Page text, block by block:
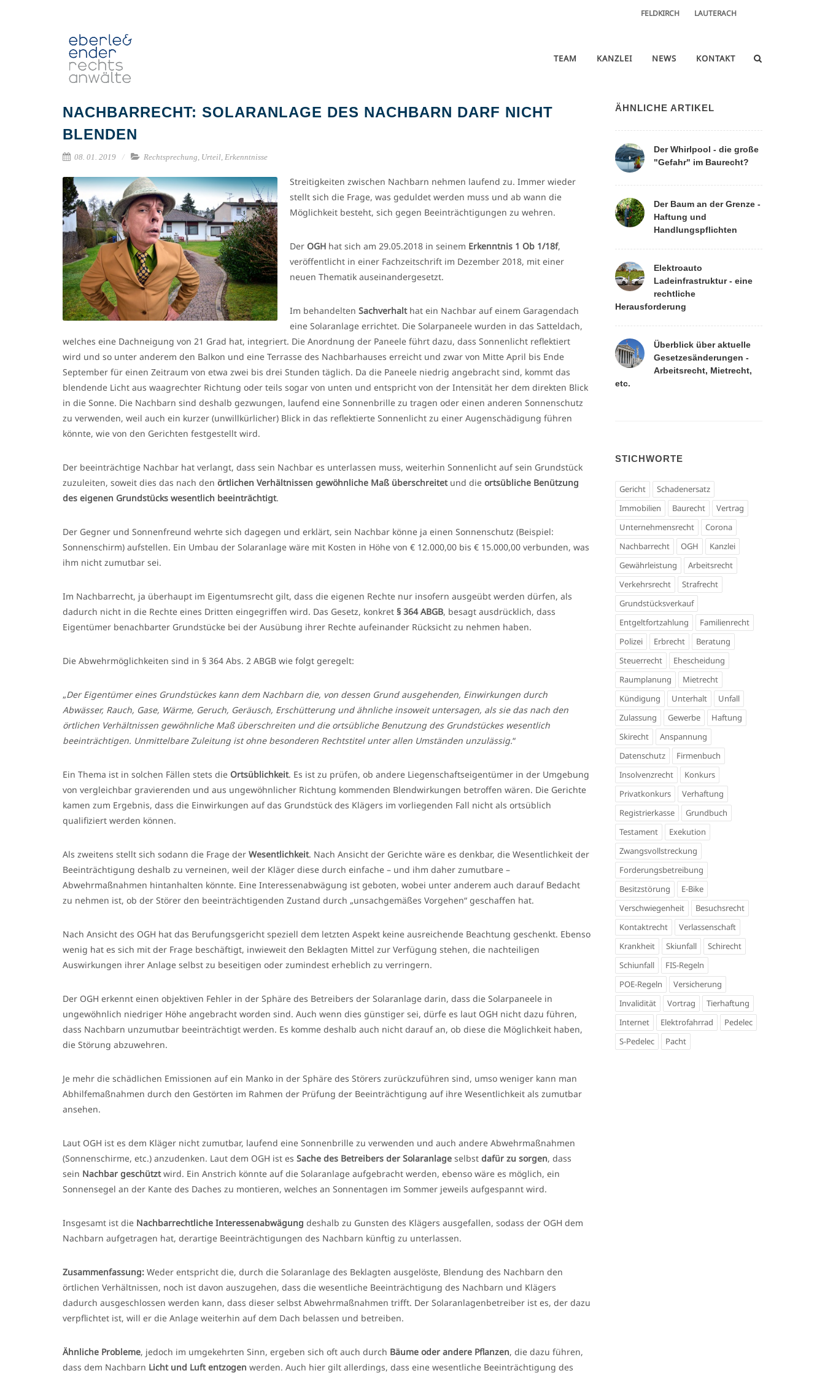
FELDKIRCH LAUTERACH
TEAM KANZLEI NEWS KONTAKT
NACHBARRECHT: SOLARANLAGE DES NACHBARN DARF NICHT
BLENDEN
08. 01. 2019 Rechtsprechung, Urteil, Erkenntnisse
Streitigkeiten zwischen Nachbarn nehmen laufend zu. Immer wieder
stellt sich die Frage, was geduldet werden muss und ab wann die
Möglichkeit besteht, sich gegen Beeinträchtigungen zu wehren.
Der OGH hat sich am 29.05.2018 in seinem Erkenntnis 1 Ob 1/18f,
veröffentlicht in einer Fachzeitschrift im Dezember 2018, mit einer
neuen Thematik auseinandergesetzt.
Im behandelten Sachverhalthat ein Nachbar auf einem Garagendach
eine Solaranlage errichtet. Die Solarpaneele wurden in das Satteldach,
welches eine Dachneigung von 21 Grad hat, integriert. Die Anordnung der Paneele führt dazu, dass Sonnenlicht reflektiert
wird und so unter anderem den Balkon und eine Terrasse des Nachbarhauses erreicht und zwar von Mitte April bis Ende
September für einen Zeitraum von etwa zwei bis drei Stunden täglich. Da die Paneele niedrig angebracht sind, kommt das
blendende Licht aus waagrechter Richtung oder teils sogar von unten und entspricht von der Intensität her dem direkten Blick
in die Sonne. Die Nachbarn sind deshalb gezwungen, laufend eine Sonnenbrille zu tragen oder einen anderen Sonnenschutz
zu verwenden, weil auch ein kurzer (unwillkürlicher) Blick in das reflektierte Sonnenlicht zu einer Augenschädigung führen
könnte, wie von den Gerichten festgestellt wird.
Der beeinträchtige Nachbar hat verlangt, dass sein Nachbar es unterlassen muss, weiterhin Sonnenlicht auf sein Grundstück
zuzuleiten, soweit dies das nach den örtlichen Verhältnissen gewöhnliche Maß überschreitetund die ortsübliche Benützung
des eigenen Grundstücks wesentlich beeinträchtigt.
Der Gegner und Sonnenfreund wehrte sich dagegen und erklärt, sein Nachbar könne ja einen Sonnenschutz (Beispiel:
Sonnenschirm) aufstellen. Ein Umbau der Solaranlage wäre mit Kosten in Höhe von € 12.000,00 bis € 15.000,00 verbunden, was
ihm nicht zumutbar sei.
Im Nachbarrecht, ja überhaupt im Eigentumsrecht gilt, dass die eigenen Rechte nur insofern ausgeübt werden dürfen, als
dadurch nicht in die Rechte eines Dritten eingegriffen wird. Das Gesetz, konkret § 364 ABGB, besagt ausdrücklich, dass
Eigentümer benachbarter Grundstücke bei der Ausübung ihrer Rechte aufeinander Rücksicht zu nehmen haben.
Die Abwehrmöglichkeiten sind in § 364 Abs. 2 ABGB wie folgt geregelt:
„Der Eigentümer eines Grundstückes kann dem Nachbarn die, von dessen Grund ausgehenden, Einwirkungen durch
Abwässer, Rauch, Gase, Wärme, Geruch, Geräusch, Erschütterung und ähnliche insoweit untersagen, als sie das nach den
örtlichen Verhältnissen gewöhnliche Maß überschreiten und die ortsübliche Benutzung des Grundstückes wesentlich
beeinträchtigen. Unmittelbare Zuleitung ist ohne besonderen Rechtstitel unter allen Umständen unzulässig.“
Ein Thema ist in solchen Fällen stets die Ortsüblichkeit. Es ist zu prüfen, ob andere Liegenschaftseigentümer in der Umgebung
von vergleichbar gravierenden und aus ungewöhnlicher Richtung kommenden Blendwirkungen betroffen wären. Die Gerichte
kamen zum Ergebnis, dass die Einwirkungen auf das Grundstück des Klägers im vorliegenden Fall nicht als ortsüblich
qualifiziert werden können.
Als zweitens stellt sich sodann die Frage der Wesentlichkeit. Nach Ansicht der Gerichte wäre es denkbar, die Wesentlichkeit der
Beeinträchtigung deshalb zu verneinen, weil der Kläger diese durch einfache – und ihm daher zumutbare –
Abwehrmaßnahmen hintanhalten könnte. Eine Interessenabwägung ist geboten, wobei unter anderem auch darauf Bedacht
zu nehmen ist, ob der Störer den beeinträchtigenden Zustand durch „unsachgemäßes Vorgehen“ geschaffen hat.
Nach Ansicht des OGH hat das Berufungsgericht speziell dem letzten Aspekt keine ausreichende Beachtung geschenkt. Ebenso
wenig hat es sich mit der Frage beschäftigt, inwieweit den Beklagten Mittel zur Verfügung stehen, die nachteiligen
Auswirkungen ihrer Anlage selbst zu beseitigen oder zumindest erheblich zu verringern.
Der OGH erkennt einen objektiven Fehler in der Sphäre des Betreibers der Solaranlage darin, dass die Solarpaneele in
ungewöhnlich niedriger Höhe angebracht worden sind. Auch wenn dies günstiger sei, dürfe es laut OGH nicht dazu führen,
dass Nachbarn unzumutbar beeinträchtigt werden. Es komme deshalb auch nicht darauf an, ob diese die Möglichkeit haben,
die Störung abzuwehren.
Je mehr die schädlichen Emissionen auf ein Manko in der Sphäre des Störers zurückzuführen sind, umso weniger kann man
Abhilfemaßnahmen durch den Gestörten im Rahmen der Prüfung der Beeinträchtigung auf ihre Wesentlichkeit als zumutbar
ansehen.
Laut OGH ist es dem Kläger nicht zumutbar, laufend eine Sonnenbrille zu verwenden und auch andere Abwehrmaßnahmen
(Sonnenschirme, etc.) anzudenken. Laut dem OGH ist es Sache des Betreibers der Solaranlage selbst dafür zu sorgen, dass
sein Nachbar geschütztwird. Ein Anstrich könnte auf die Solaranlage aufgebracht werden, ebenso wäre es möglich, ein
Sonnensegel an der Kante des Daches zu montieren, welches an Sonnentagen im Sommer jeweils aufgespannt wird.
Insgesamt ist die Nachbarrechtliche Interessenabwägung deshalb zu Gunsten des Klägers ausgefallen, sodass der OGH dem
Nachbarn aufgetragen hat, derartige Beeinträchtigungen des Nachbarn künftig zu unterlassen.
Zusammenfassung: Weder entspricht die, durch die Solaranlage des Beklagten ausgelöste, Blendung des Nachbarn den
örtlichen Verhältnissen, noch ist davon auszugehen, dass die wesentliche Beeinträchtigung des Nachbarn und Klägers
dadurch ausgeschlossen werden kann, dass dieser selbst Abwehrmaßnahmen trifft. Der Solaranlagenbetreiber ist es, der dazu
verpflichtet ist, will er die Anlage weiterhin auf dem Dach belassen und betreiben.
Ähnliche Probleme, jedoch im umgekehrten Sinn, ergeben sich oft auch durch Bäume oder andere Pflanzen, die dazu führen,
dass dem Nachbarn Licht und Luft entzogen werden. Auch hier gilt allerdings, dass eine wesentliche Beeinträchtigung des
ÄHNLICHE ARTIKEL
Der Whirlpool - die große
"Gefahr" im Baurecht?
Der Baum an der Grenze -
Haftung und
Handlungspflichten
Elektroauto
Ladeinfrastruktur - eine
rechtliche
Herausforderung
Überblick über aktuelle
Gesetzesänderungen -
Arbeitsrecht, Mietrecht,
etc.
STICHWORTE
Gericht
Schadenersatz
Immobilien
Baurecht
Vertrag
Unternehmensrecht
Corona
Nachbarrecht
OGH
Kanzlei
Gewährleistung
Arbeitsrecht
Verkehrsrecht
Strafrecht
Grundstücksverkauf
Entgeltfortzahlung
Familienrecht
Polizei
Erbrecht
Beratung
Steuerrecht
Ehescheidung
Raumplanung
Mietrecht
Kündigung
Unterhalt
Unfall
Zulassung
Gewerbe
Haftung
Skirecht
Anspannung
Datenschutz
Firmenbuch
Insolvenzrecht
Konkurs
Privatkonkurs
Verhaftung
Registrierkasse
Grundbuch
Testament
Exekution
Zwangsvollstreckung
Forderungsbetreibung
Besitzstörung
E-Bike
Verschwiegenheit
Besuchsrecht
Kontaktrecht
Verlassenschaft
Krankheit
Skiunfall
Schirecht
Schiunfall
FIS-Regeln
POE-Regeln
Versicherung
Invalidität
Vortrag
Tierhaftung
Internet
Elektrofahrrad
Pedelec
S-Pedelec
Pacht